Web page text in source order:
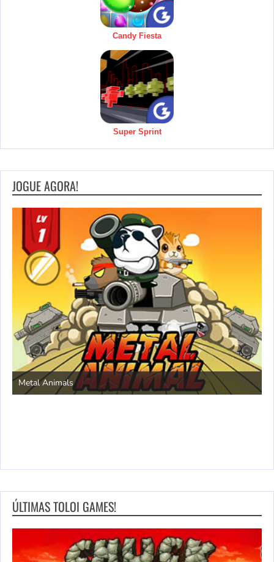
Candy Fiesta
Super Sprint
JOGUE AGORA!
Metal Animals
ÚLTIMAS TOLOI GAMES!